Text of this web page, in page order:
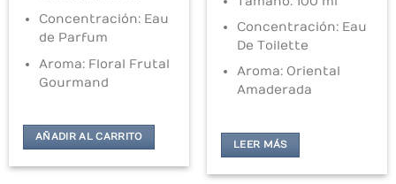
$248.000.$200.000.
Concentración: Eau
de Parfum
Aroma: Floral Frutal
Gourmand
AÑADIR AL CARRITO
was:
$403.000.
is:
$355.000.
Concentración: Eau
De Toilette
Aroma: Oriental
Amaderada
LEER MÁS